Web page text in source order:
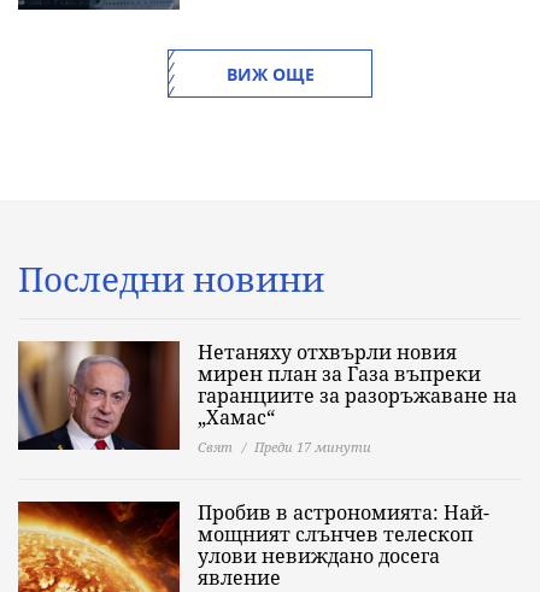
ВИЖ ОЩЕ
Последни новини
Нетаняху отхвърли новия
мирен план за Газа въпреки
гаранциите за разоръжаване на
„Хамас“
Свят Преди 17 минути
Пробив в астрономията: Най-
мощният слънчев телескоп
улови невиждано досега
явление